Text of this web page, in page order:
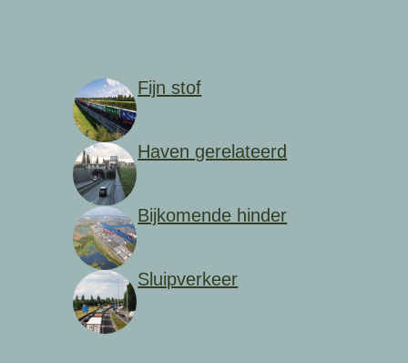
Fijn stof
Haven gerelateerd
Bijkomende hinder
Sluipverkeer